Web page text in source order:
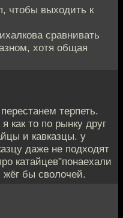
чтобы выходить к
сравнивать
хотя общая
терпеть.
как то по рынку друг
и кавказцы. у
даже не подходят
катайцев"понаехали
жёг бы сволочей.